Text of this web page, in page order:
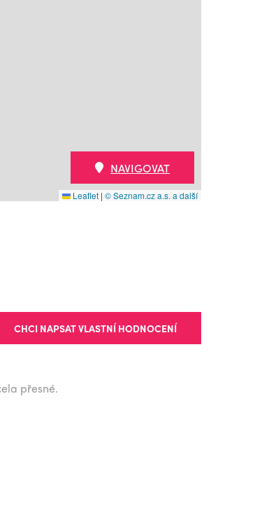
Leaflet | © Seznam.cz a.s. a další
NAVIGOVAT
CHCI NAPSAT VLASTNÍ HODNOCENÍ
přesné.